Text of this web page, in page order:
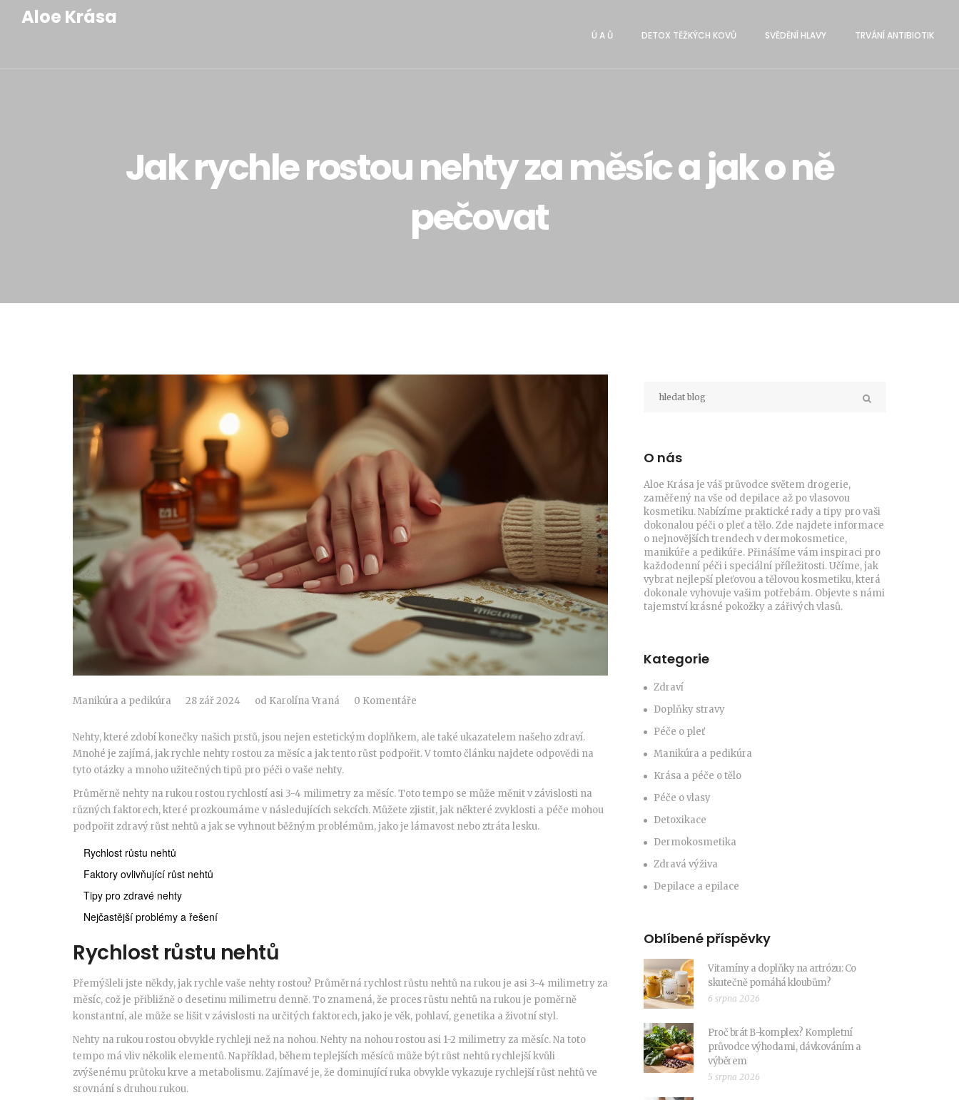
Aloe Krása
Ú A Ů DETOX TĚŽKÝCH KOVŮ SVĔDĚNÍ HLAVY TRVÁNÍ ANTIBIOTIK
Jak rychle rostou nehty za měsíc a jak o ně
pečovat
Manikúra a pedikúra 28 zář 2024 od Karolína Vraná 0 Komentáře
Nehty, které zdobí konečky našich prstů, jsou nejen estetickým doplňkem, ale také ukazatelem našeho zdraví.
Mnohé je zajímá, jak rychle nehty rostou za měsíc a jak tento růst podpořit. V tomto článku najdete odpovědi na
tyto otázky a mnoho užitečných tipů pro péči o vaše nehty.
Průměrně nehty na rukou rostou rychlostí asi 3-4 milimetry za měsíc. Toto tempo se může měnit v závislosti na
různých faktorech, které prozkoumáme v následujících sekcích. Můžete zjistit, jak některé zvyklosti a péče mohou
podpořit zdravý růst nehtů a jak se vyhnout běžným problémům, jako je lámavost nebo ztráta lesku.
Rychlost růstu nehtů
Faktory ovlivňující růst nehtů
Tipy pro zdravé nehty
Nejčastější problémy a řešení
Rychlost růstu nehtů
Přemýšleli jste někdy, jak rychle vaše nehty rostou? Průměrná rychlost růstu nehtů na rukou je asi 3-4 milimetry za
měsíc, což je přibližně o desetinu milimetru denně. To znamená, že proces růstu nehtů na rukou je poměrně
konstantní, ale může se lišit v závislosti na určitých faktorech, jako je věk, pohlaví, genetika a životní styl.
Nehty na rukou rostou obvykle rychleji než na nohou. Nehty na nohou rostou asi 1-2 milimetry za měsíc. Na toto
tempo má vliv několik elementů. Například, během teplejších měsíců může být růst nehtů rychlejší kvůli
zvýšenému průtoku krve a metabolismu. Zajímavé je, že dominující ruka obvykle vykazuje rychlejší růst nehtů ve
srovnání s druhou rukou.
O nás
Aloe Krása je váš průvodce světem drogerie,
zaměřený na vše od depilace až po vlasovou
kosmetiku. Nabízíme praktické rady a tipy pro vaši
dokonalou péči o pleť a tělo. Zde najdete informace
o nejnovějších trendech v dermokosmetice,
manikúře a pedikúře. Přinášíme vám inspiraci pro
každodenní péči i speciální příležitosti. Učíme, jak
vybrat nejlepší pleťovou a tělovou kosmetiku, která
dokonale vyhovuje vašim potřebám. Objevte s námi
tajemství krásné pokožky a zářivých vlasů.
Kategorie
Zdraví
Doplňky stravy
Péče o pleť
Manikúra a pedikúra
Krása a péče o tělo
Péče o vlasy
Detoxikace
Dermokosmetika
Zdravá výživa
Depilace a epilace
Oblíbené příspěvky
Vitamíny a doplňky na artrózu: Co
skutečně pomáhá kloubům?
6 srpna 2026
Proč brát B-komplex? Kompletní
průvodce výhodami, dávkováním a
výběrem
5 srpna 2026